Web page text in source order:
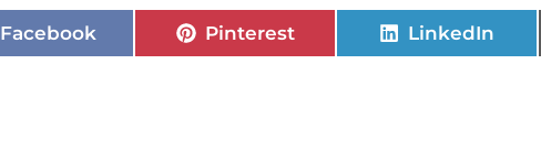
Facebook Pinterest LinkedIn